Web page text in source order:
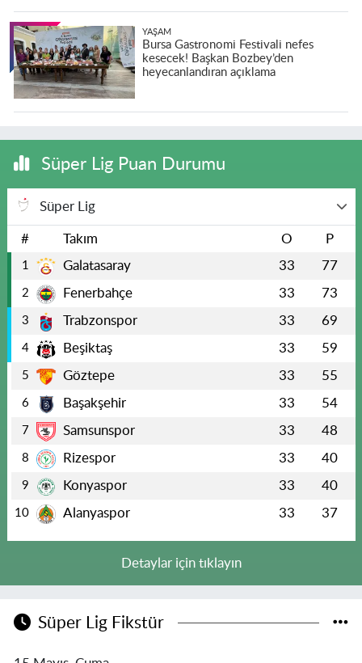
YAŞAM
Bursa Gastronomi Festivali nefes
kesecek! Başkan Bozbey’den
heyecanlandıran açıklama
Süper Lig Puan Durumu
Süper Lig
# Takım O P
1 Galatasaray 33 77
2 Fenerbahçe 33 73
3 Trabzonspor 33 69
4 Beşiktaş 33 59
5 Göztepe 33 55
6 Başakşehir 33 54
7 Samsunspor 33 48
8 Rizespor 33 40
9 Konyaspor 33 40
10 Alanyaspor 33 37
Detaylar için tıklayın
Süper Lig Fikstür